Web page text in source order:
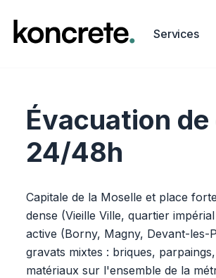
Services
Évacuation
24/48h
Capitale de la Moselle et place
dense (Vieille Ville, quartier
active (Borny, Magny, Devant-
gravats mixtes : briques,
matériaux sur l'ensemble de la